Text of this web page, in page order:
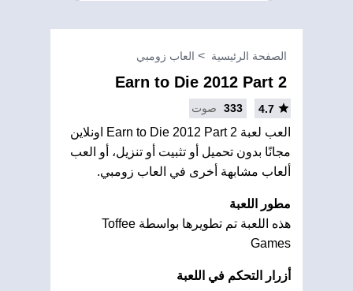
الصفحة الرئيسية العاب زومبي
Earn to Die 2012 Part 2
4.7
333 صوت
العب لعبة Earn to Die 2012 Part 2 اونلاين
مجانًا بدون تحميل أو تثبيت أو تنزيل، أو العب
ألعاب مشابهة أخرى في العاب زومبي.
مطور اللعبة
هذه اللعبة تم تطويرها بواسطة Toffee
Games
أزرار التحكم في اللعبة